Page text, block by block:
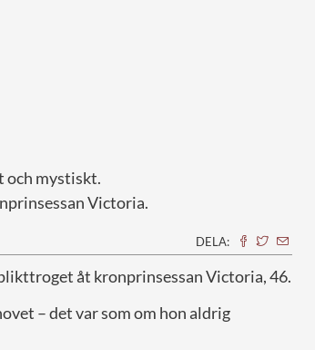
och mystiskt.
Victoria.
DELA:
åt kronprinsessan Victoria, 46.
– det var som om hon aldrig